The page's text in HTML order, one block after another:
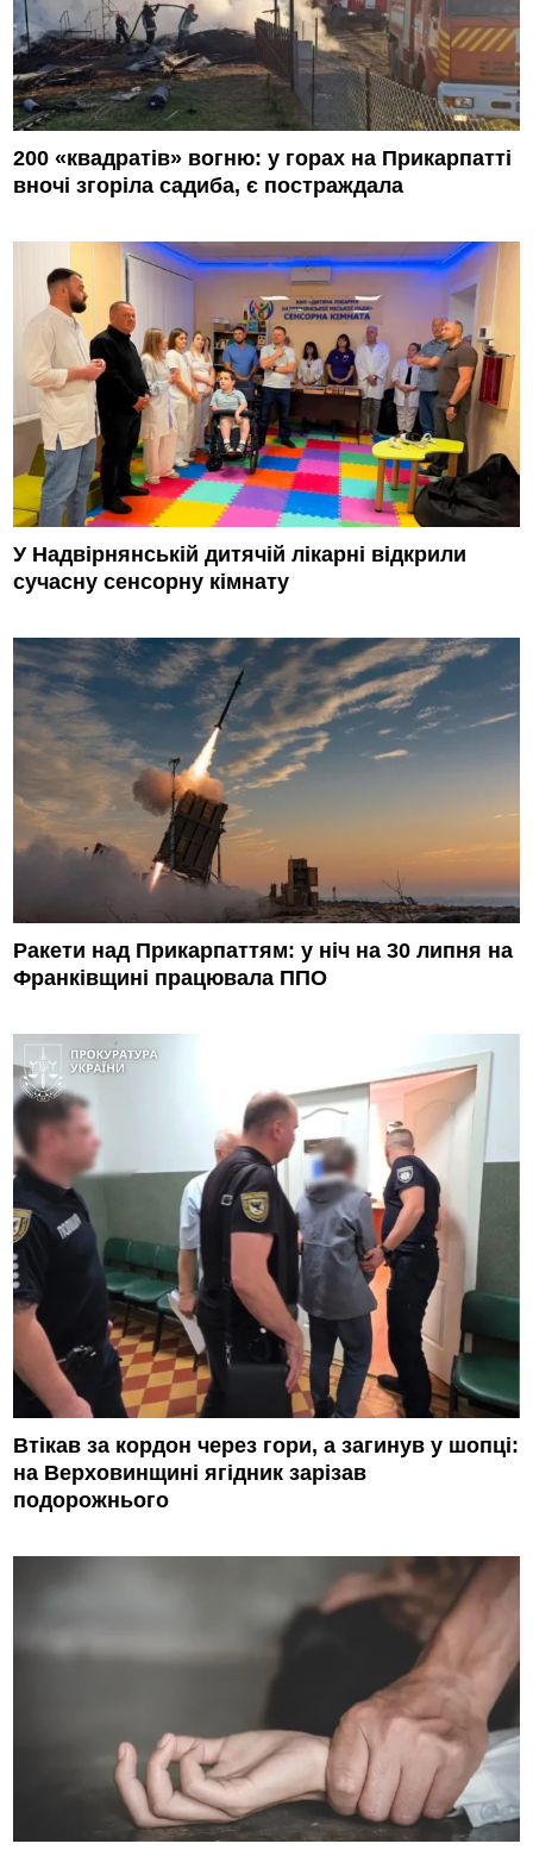
200 «квадратів» вогню: у горах на Прикарпатті
вночі згоріла садиба, є постраждала
У Надвірнянській дитячій лікарні відкрили
сучасну сенсорну кімнату
Ракети над Прикарпаттям: у ніч на 30 липня на
Франківщині працювала ППО
Втікав за кордон через гори, а загинув у шопці:
на Верховинщині ягідник зарізав
подорожнього